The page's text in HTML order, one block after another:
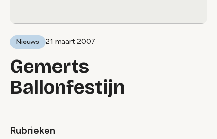
Nieuws 21 maart 2007
Gemerts
Ballonfestijn
Rubrieken